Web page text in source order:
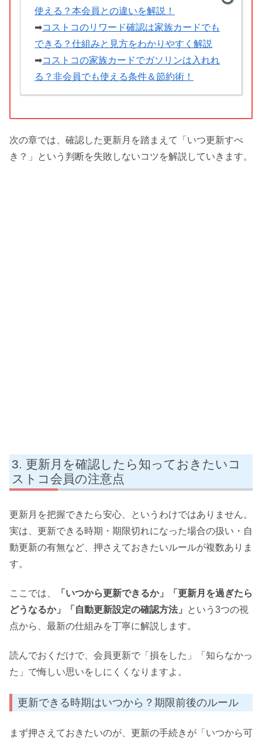
使える？本会員との違いを解説！
➡コストコのリワード確認は家族カードでも
できる？仕組みと見方をわかりやすく解説
➡コストコの家族カードでガソリンは入れれ
る？非会員でも使える条件＆節約術！
次の章では、確認した更新月を踏まえて「いつ更新すべ
き？」という判断を失敗しないコツを解説していきます。
更新月を確認したら知っておきたいコ
ストコ会員の注意点
更新月を把握できたら安心、というわけではありません。
実は、更新できる時期・期限切れになった場合の扱い・自
動更新の有無など、押さえておきたいルールが複数ありま
す。
ここでは、
「いつから更新できるか」「更新月を過ぎたら
どうなるか」「自動更新設定の確認方法」
という3つの視
点から、最新の仕組みを丁寧に解説します。
読んでおくだけで、会員更新で「損をした」「知らなかっ
た」で悔しい思いをしにくくなりますよ。
更新できる時期はいつから？期限前後のルール
まず押さえておきたいのが、更新の手続きが「いつから可